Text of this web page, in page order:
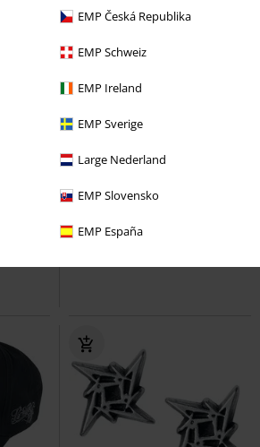
EMP Česká Republika
EMP Schweiz
EMP Ireland
EMP Sverige
Large Nederland
EMP Slovensko
EMP España
Nuevo
19,99 €
Papa V Perpetua (Pop! Rocks)
Vinyl Figur 500